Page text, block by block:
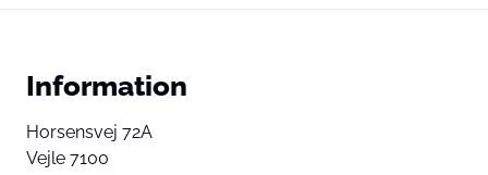
Information
Horsensvej 72A
Vejle 7100